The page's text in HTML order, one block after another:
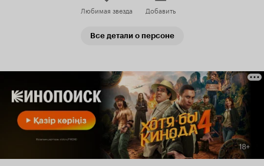
Любимая звезда Добавить
Все детали о персоне